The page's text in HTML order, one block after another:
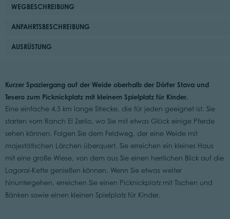
WEGBESCHREIBUNG
ANFAHRTSBESCHREIBUNG
AUSRÜSTUNG
Kurzer Spaziergang auf der Weide oberhalb der Dörfer Stava und
Tesero zum Picknickplatz mit kleinem Spielplatz für Kinder.
Eine einfache 4,5 km lange Strecke, die für jeden geeignet ist. Sie
starten vom Ranch El Zerilo, wo Sie mit etwas Glück einige Pferde
sehen können. Folgen Sie dem Feldweg, der eine Weide mit
majestätischen Lärchen überquert. Sie erreichen ein kleines Haus
mit eine große Wiese, von dem aus Sie einen herrlichen Blick auf die
Lagorai-Kette genießen können. Wenn Sie etwas weiter
hinuntergehen, erreichen Sie einen Picknickplatz mit Tischen und
Bänken sowie einen kleinen Spielplatz für Kinder.